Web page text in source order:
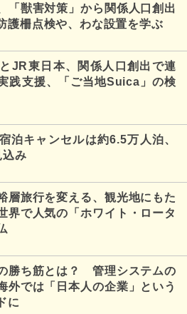
「獣害対策」から関係人口創出
護柵点検や、わな設置を学ぶ
JR東日本、関係人口創出で連
践支援、「ご当地Suica」の検
泊キャンセルは約6.5万人泊、
込み
層旅行を変える、観光地にもた
界で人気の「ホワイト・ロータ
勝ち筋とは？ 管理システムの
外では「日本人の企業」という
に